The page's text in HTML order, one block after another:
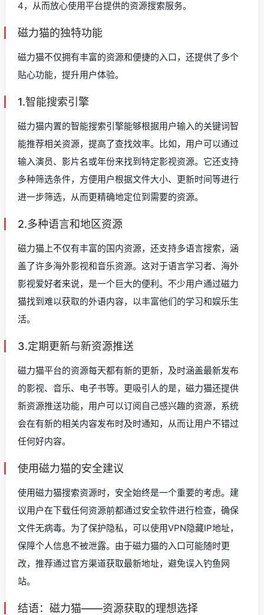
4，从而放心使用平台提供的资源搜索服务。
磁力猫的独特功能
磁力猫不仅拥有丰富的资源和便捷的入口，还提供了多个
贴心功能，提升用户体验。
1.智能搜索引擎
磁力猫内置的智能搜索引擎能够根据用户输入的关键词智
能推荐相关资源，提高了查找效率。比如，用户可以通过
输入演员、影片名或年份来找到特定影视资源。它还支持
多种筛选条件，方便用户根据文件大小、更新时间等进行
进一步筛选，从而更精确地定位到需要的资源。
2.多种语言和地区资源
磁力猫上不仅有丰富的国内资源，还支持多语言搜索，涵
盖了许多海外影视和音乐资源。这对于语言学习者、海外
影视爱好者来说，是一个巨大的便利。不少用户通过磁力
猫找到难以获取的外语内容，以丰富他们的学习和娱乐生
活。
3.定期更新与新资源推送
磁力猫平台的资源每天都有新的更新，及时涵盖最新发布
的影视、音乐、电子书等。更吸引人的是，磁力猫还提供
新资源推送功能，用户可以订阅自己感兴趣的资源，系统
会在有新的相关内容发布时及时通知，从而让用户不错过
任何好内容。
使用磁力猫的安全建议
使用磁力猫搜索资源时，安全始终是一个重要的考虑。建
议用户在下载任何资源前都通过安全软件进行检查，确保
文件无病毒。为了保护隐私，可以使用VPN隐藏IP地址，
保障个人信息不被泄露。由于磁力猫的入口可能随时更
改，推荐通过官方渠道获取最新地址，避免误入钓鱼网
站。
结语：磁力猫——资源获取的理想选择